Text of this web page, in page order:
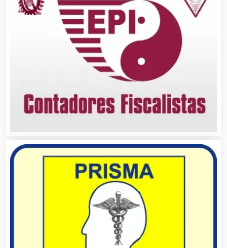
Análisis de Aguas
Animadores de Eventos
Aparatos y Equipos Eléctricos
Arquitectos
Artes Gráficas
Artesanías